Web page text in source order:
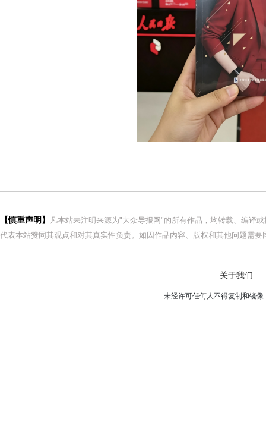
【慎重声明】
凡本站未注明来源为"大众导报网"的所有作品，均转载、编译
代表本站赞同其观点和对其真实性负责。如因作品内容、版权和其他问题需
关于我们
未经许可任何人不得复制和镜